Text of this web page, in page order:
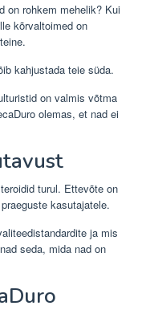
on rohkem mehelik? Kui
kõrvaltoimed on
kahjustada teie süda.
on valmis võtma
olemas, et nad ei
turul. Ettevõte on
kasutajatele.
ja mis
seda, mida nad on